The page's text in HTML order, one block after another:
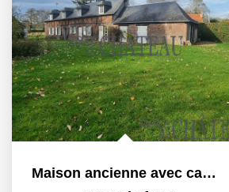
Maison ancienne avec cachet, grand terrain arboré